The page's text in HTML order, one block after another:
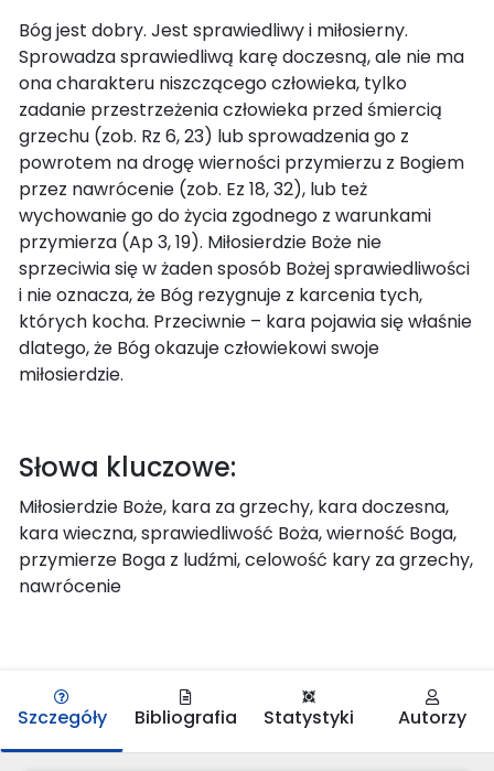
Bóg jest dobry. Jest sprawiedliwy i miłosierny.
Sprowadza sprawiedliwą karę doczesną, ale nie ma
ona charakteru niszczącego człowieka, tylko
zadanie przestrzeżenia człowieka przed śmiercią
grzechu (zob. Rz 6, 23) lub sprowadzenia go z
powrotem na drogę wierności przymierzu z Bogiem
przez nawrócenie (zob. Ez 18, 32), lub też
wychowanie go do życia zgodnego z warunkami
przymierza (Ap 3, 19). Miłosierdzie Boże nie
sprzeciwia się w żaden sposób Bożej sprawiedliwości
i nie oznacza, że Bóg rezygnuje z karcenia tych,
których kocha. Przeciwnie – kara pojawia się właśnie
dlatego, że Bóg okazuje człowiekowi swoje
miłosierdzie.
Słowa kluczowe:
Miłosierdzie Boże, kara za grzechy, kara doczesna,
kara wieczna, sprawiedliwość Boża, wierność Boga,
przymierze Boga z ludźmi, celowość kary za grzechy,
nawrócenie
Szczegóły Bibliografia Statystyki Autorzy